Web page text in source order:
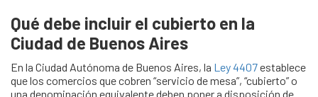
Qué debe incluir el cubierto en la
Ciudad de Buenos Aires
En la Ciudad Autónoma de Buenos Aires, la Ley 4407establece
que los comercios que cobren “servicio de mesa”, “cubierto” o
una denominación equivalente deben poner a disposición de